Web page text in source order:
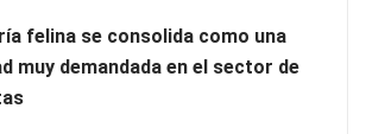
recomienda revisar la
de las viviendas antes de las vacaciones
felina se consolida como una
muy demandada en el sector de